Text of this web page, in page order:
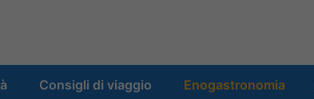
Consigli di viaggio Enogastronomia